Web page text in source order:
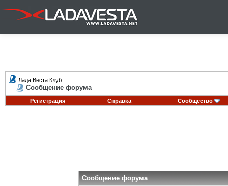
Лада Веста Клуб
Сообщение форума
Регистрация Справка Сообщество
Сообщение форума